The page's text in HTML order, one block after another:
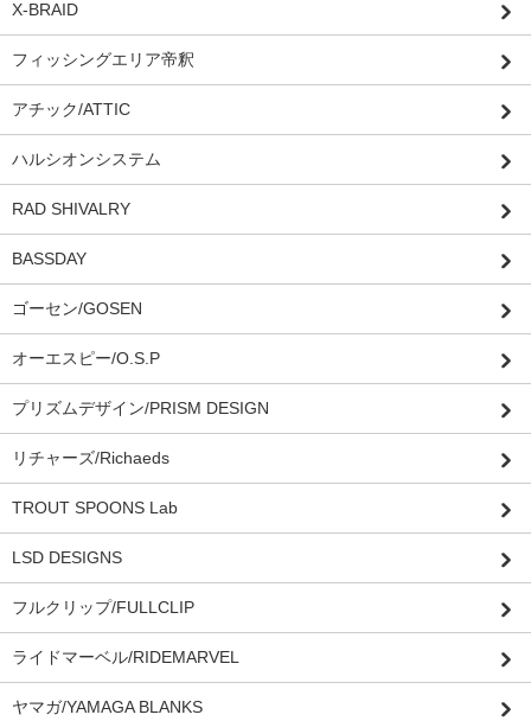
X-BRAID
フィッシングエリア帝釈
アチック/ATTIC
ハルシオンシステム
RAD SHIVALRY
BASSDAY
ゴーセン/GOSEN
オーエスピー/O.S.P
プリズムデザイン/PRISM DESIGN
リチャーズ/Richaeds
TROUT SPOONS Lab
LSD DESIGNS
フルクリップ/FULLCLIP
ライドマーベル/RIDEMARVEL
ヤマガ/YAMAGA BLANKS